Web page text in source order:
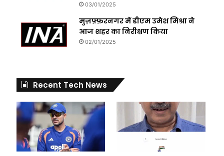
03/01/2025
मुज़फ़्फ़रनगर में डीएम उमेश मिश्रा ने
आज शहर का निरीक्षण किया
02/01/2025
Recent Tech News